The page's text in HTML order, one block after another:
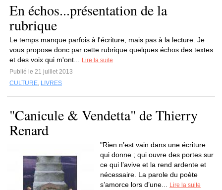
En échos...présentation de la
rubrique
Le temps manque parfois à l'écriture, mais pas à la lecture. Je
vous propose donc par cette rubrique quelques échos des textes
et des voix qui m'ont...
Lire la suite
Publié le 21 juillet 2013
CULTURE, LIVRES
"Canicule & Vendetta" de Thierry
Renard
"Rien n’est vain dans une écriture
qui donne ; qui ouvre des portes sur
ce qui l’avive et la rend ardente et
nécessaire. La parole du poète
s’amorce lors d’une...
Lire la suite